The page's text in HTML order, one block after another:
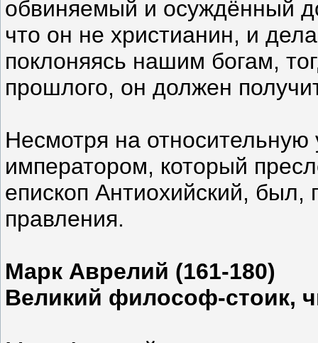
обвиняемый и осуждённый
что он не христианин, и
поклоняясь нашим богам,
прошлого, он должен
Несмотря на
императором, который
епископ Антиохийский,
правления.
Марк Аврелий (161-180)
Великий философ-стоик,